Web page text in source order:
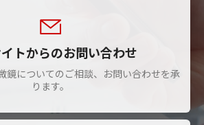
トからのお問い合わせ
鏡についてのご相談、お問い合わせを承
ります。